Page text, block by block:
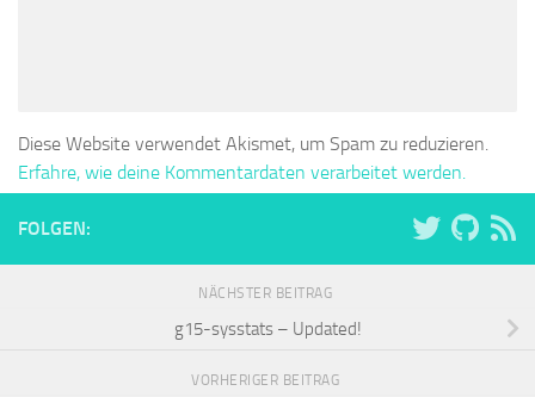
Diese Website verwendet Akismet, um Spam zu reduzieren.
Erfahre, wie deine Kommentardaten verarbeitet werden.
FOLGEN:
NÄCHSTER BEITRAG
g15-sysstats – Updated!
VORHERIGER BEITRAG